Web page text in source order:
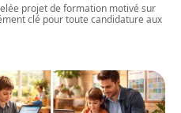
projet de formation motivé sur
clé pour toute candidature aux